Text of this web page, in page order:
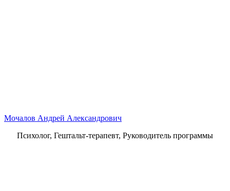
Мочалов Андрей Александрович
Психолог, Гештальт-терапевт, Руководитель программы